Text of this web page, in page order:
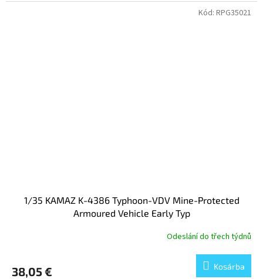
1/35 KAMAZ K-4386 Typhoon-VDV Mine-Protected
Armoured Vehicle Early Typ
Odeslání do třech týdnů
38,05 € Kosárba
Kód: RPG35021